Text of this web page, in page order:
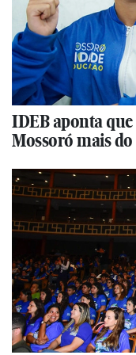
IDEB aponta
Mossoró mais